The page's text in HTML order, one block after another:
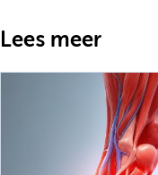
Lees meer